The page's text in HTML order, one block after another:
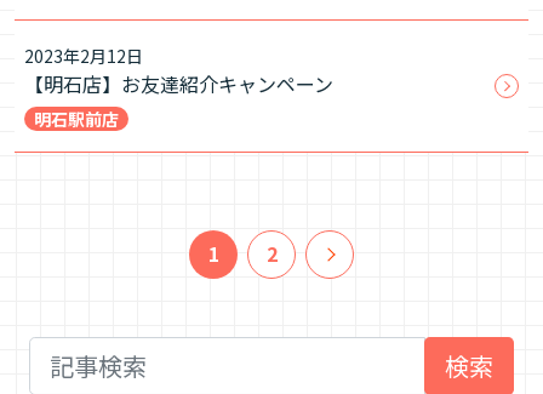
2023年2月12日
【明石店】お友達紹介キャンペーン
明石駅前店
1 2
検索